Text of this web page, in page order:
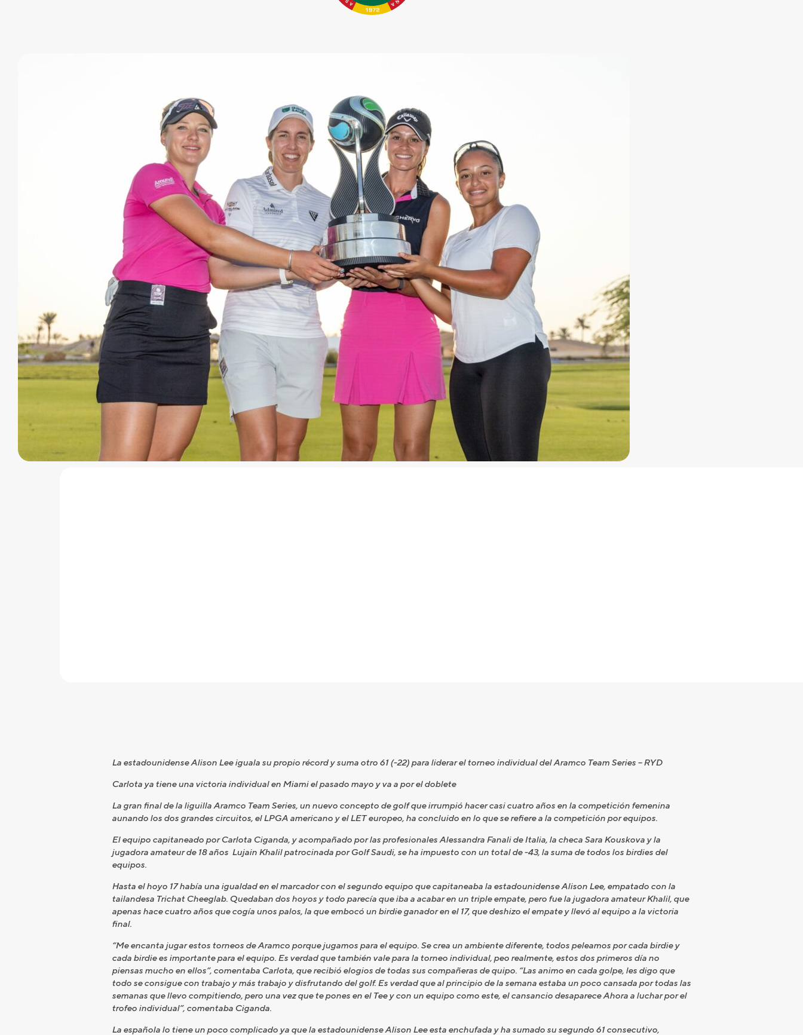
La estadounidense Alison Lee iguala su propio récord y suma otro 61 (-22) para liderar el torneo individual del Aramco Team Series – RYD
Carlota ya tiene una victoria individual en Miami el pasado mayo y va a por el doblete
La gran final de la liguilla Aramco Team Series, un nuevo concepto de golf que irrumpió hacer casi cuatro años en la competición femenina
aunando los dos grandes circuitos, el LPGA americano y el LET europeo, ha concluido en lo que se refiere a la competición por equipos.
El equipo capitaneado por Carlota Ciganda, y acompañado por las profesionales Alessandra Fanali de Italia, la checa Sara Kouskova y la
jugadora amateur de 18 años Lujain Khalil patrocinada por Golf Saudi, se ha impuesto con un total de -43, la suma de todos los birdies del
equipos.
Hasta el hoyo 17 había una igualdad en el marcador con el segundo equipo que capitaneaba la estadounidense Alison Lee, empatado con la
tailandesa Trichat Cheeglab. Quedaban dos hoyos y todo parecía que iba a acabar en un triple empate, pero fue la jugadora amateur Khalil, que
apenas hace cuatro años que cogía unos palos, la que embocó un birdie ganador en el 17, que deshizo el empate y llevó al equipo a la victoria
final.
“Me encanta jugar estos torneos de Aramco porque jugamos para el equipo. Se crea un ambiente diferente, todos peleamos por cada birdie y
cada birdie es importante para el equipo. Es verdad que también vale para la torneo individual, peo realmente, estos dos primeros día no
piensas mucho en ellos”, comentaba Carlota, que recibió elogios de todas sus compañeras de quipo. “Las animo en cada golpe, les digo que
todo se consigue con trabajo y más trabajo y disfrutando del golf. Es verdad que al principio de la semana estaba un poco cansada por todas las
semanas que llevo compitiendo, pero una vez que te pones en el Tee y con un equipo como este, el cansancio desaparece Ahora a luchar por el
trofeo individual”, comentaba Ciganda.
La española lo tiene un poco complicado ya que la estadounidense Alison Lee esta enchufada y ha sumado su segundo 61 consecutivo,